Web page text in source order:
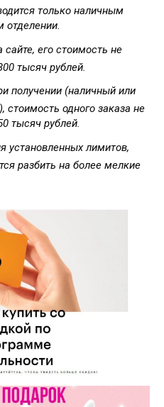
только наличным
отделении.
сайте, его стоимость не
тысяч рублей.
получении (наличный или
стоимость одного заказа не
тысяч рублей.
установленных лимитов,
разбить на более мелкие